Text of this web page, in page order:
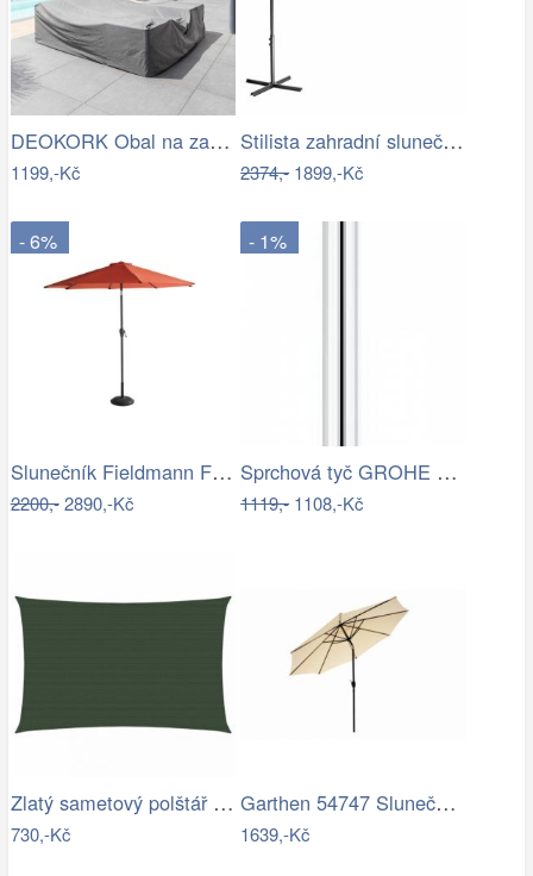
DEOKORK Obal na zahradní nábytek…
1199,-Kč
Stilista zahradní slunečník LED s…
2374,-1899,-Kč
- 6%
Slunečník Fieldmann FDZN 4014
2200,-2890,-Kč
- 1%
Sprchová tyč GROHE Euphoria Neutral…
1119,-1108,-Kč
Zlatý sametový polštář s pleteným lemem…
730,-Kč
Garthen 54747 Slunečník 2,9 m sklopný -…
1639,-Kč